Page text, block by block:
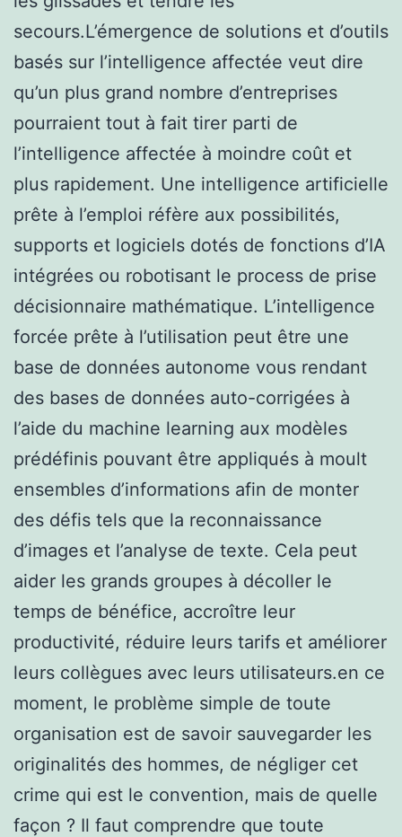
secours.L’émergence de solutions et d’outils
basés sur l’intelligence affectée veut dire
qu’un plus grand nombre d’entreprises
pourraient tout à fait tirer parti de
l’intelligence affectée à moindre coût et
plus rapidement. Une intelligence artificielle
prête à l’emploi réfère aux possibilités,
supports et logiciels dotés de fonctions d’IA
intégrées ou robotisant le process de prise
décisionnaire mathématique. L’intelligence
forcée prête à l’utilisation peut être une
base de données autonome vous rendant
des bases de données auto-corrigées à
l’aide du machine learning aux modèles
prédéfinis pouvant être appliqués à moult
ensembles d’informations afin de monter
des défis tels que la reconnaissance
d’images et l’analyse de texte. Cela peut
aider les grands groupes à décoller le
temps de bénéfice, accroître leur
productivité, réduire leurs tarifs et améliorer
leurs collègues avec leurs utilisateurs.en ce
moment, le problème simple de toute
organisation est de savoir sauvegarder les
originalités des hommes, de négliger cet
crime qui est le convention, mais de quelle
façon ? Il faut comprendre que toute